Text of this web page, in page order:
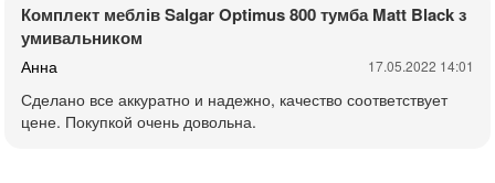
Комплект меблів Salgar Optimus 800 тумба Matt Black з
умивальником
Анна 17.05.2022 14:01
Сделано все аккуратно и надежно, качество соответствует
цене. Покупкой очень довольна.